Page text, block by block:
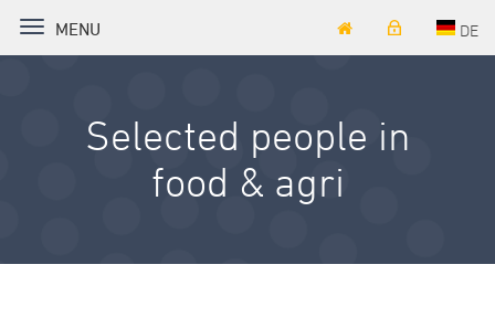
TOGGLE NAVIGATION
MENU DE
Selected people in
food & agri